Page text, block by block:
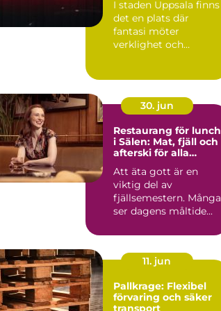
I staden Uppsala finns
det en plats där
fantasi möter
verklighet och
30. jun
Restaurang för lunch
i Sälen: Mat, fjäll och
afterski för alla
Att äta gott är en
viktig del av
fjällsemestern. Många
ser dagens måltide...
11. jun
Pallkrage: Flexibel
förvaring och säker
transport